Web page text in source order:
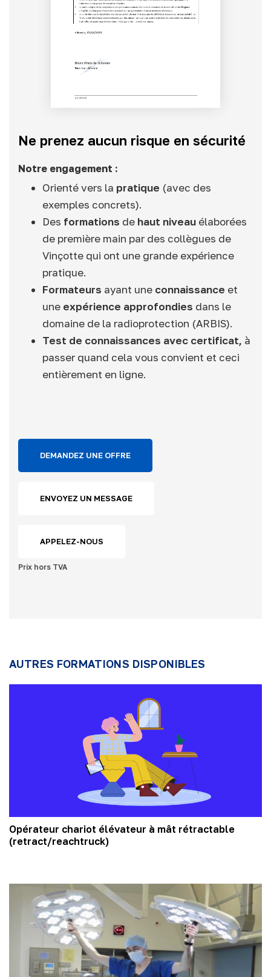
Ne prenez aucun risque en sécurité
Notre engagement :
Orienté vers la pratique (avec des
exemples concrets).
Des formations de haut niveau élaborées
de première main par des collègues de
Vinçotte qui ont une grande expérience
pratique.
Formateurs ayant une connaissance et
une expérience approfondies dans le
domaine de la radioprotection (ARBIS).
Test de connaissances avec certificat, à
passer quand cela vous convient et ceci
entièrement en ligne.
DEMANDEZ UNE OFFRE
ENVOYEZ UN MESSAGE
APPELEZ-NOUS
Prix hors TVA
AUTRES FORMATIONS DISPONIBLES
Opérateur chariot élévateur à mât rétractable
(retract/reachtruck)